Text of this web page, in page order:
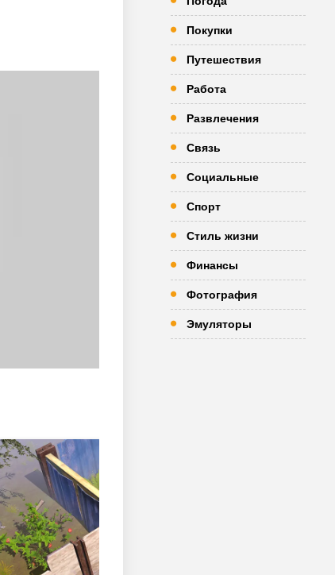
Покупки
Путешествия
Работа
Развлечения
Связь
Социальные
Спорт
Стиль жизни
Финансы
Фотография
Эмуляторы